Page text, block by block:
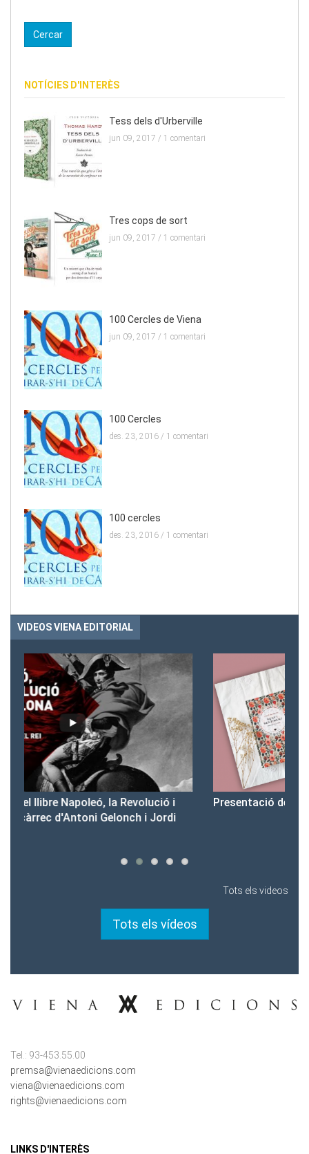
NOTÍCIES D'INTERÈS
Tess dels d'Urberville
jun 09, 2017 / 1 comentari
Tres cops de sort
jun 09, 2017 / 1 comentari
100 Cercles de Viena
jun 09, 2017 / 1 comentari
100 Cercles
des. 23, 2016 / 1 comentari
100 cercles
des. 23, 2016 / 1 comentari
VIDEOS VIENA EDITORIAL
Presentació del Club Victòria
viena@vienaedicions.com
rights@vienaedicions.com